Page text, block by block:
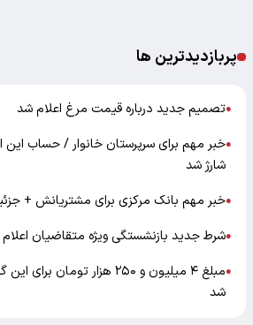
پربازدیدترین ها
●تصمیم جدید درباره قیمت مرغ اعلام شد
●
شارژ شد
●خبر مهم بانک مرکزی برای مشتریانش +
●شرط جدید بازنشستگی ویژه متقاضیان
●
مبلغ ۴ میلیون و ۲۵۰ هزار تومان
شد